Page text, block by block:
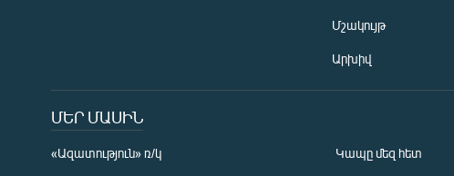
Մշակույթ
Արխիվ
ՄԵՐ ՄԱՍԻՆ
«Ազատություն» ռ/կ Կապը մեզ հետ